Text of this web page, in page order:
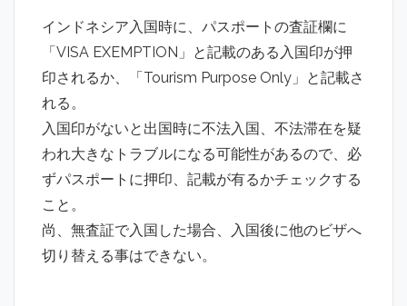
インドネシア入国時に、パスポートの査証欄に
「VISA EXEMPTION」と記載のある入国印が押
印されるか、「Tourism Purpose Only」と記載さ
れる。
入国印がないと出国時に不法入国、不法滞在を疑
われ大きなトラブルになる可能性があるので、必
ずパスポートに押印、記載が有るかチェックする
こと。
尚、無査証で入国した場合、入国後に他のビザへ
切り替える事はできない。